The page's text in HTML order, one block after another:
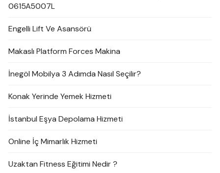
0615A5007L
Engelli Lift Ve Asansörü
Makaslı Platform Forces Makina
İnegöl Mobilya 3 Adımda Nasıl Seçilir?
Konak Yerinde Yemek Hizmeti
İstanbul Eşya Depolama Hizmeti
Online İç Mimarlık Hizmeti
Uzaktan Fitness Eğitimi Nedir ?